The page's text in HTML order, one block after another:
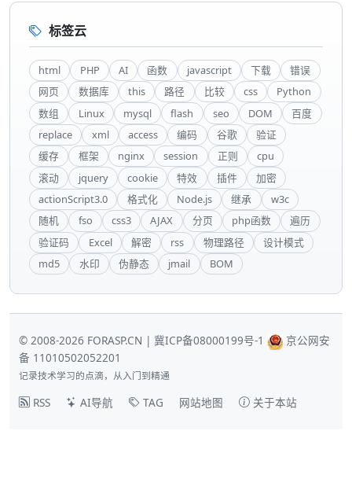
标签云
html PHP AI 函数 javascript 下载
错误
网页
数据库 this 路径 比较 css
Python
数组
Linux mysql flash seo DOM
百度
replace
xml access 编码 谷歌
验证
缓存
框架 nginx session 正则
cpu
滚动
jquery cookie 特效 插件
加密
actionScript3.0
格式化 Node.js 继承
w3c
随机
fso css3 AJAX 分页 php函数
遍历
验证码
Excel 解密 rss 物理路径
设计模式
md5
水印 伪静态 jmail BOM
© 2008-2026 FORASP.CN | 冀ICP备08000199号-1
京公网安
备 11010502052201
记录技术学习的点滴，从入门到精通
RSS AI导航 TAG 网站地图 关于本站